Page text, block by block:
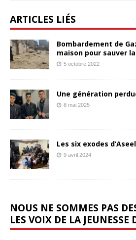
ARTICLES LIÉS
Bombardement de
maison pour sauver
5 octobre 2022
Une génération
8 mai 2025
Les six exodes d’Aseel
9 avril 2024
NOUS NE SOMMES PAS
LES VOIX DE LA JEUNESSE